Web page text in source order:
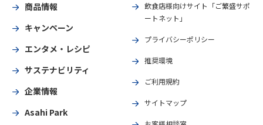
商品情報
キャンペーン
エンタメ・レシピ
サステナビリティ
企業情報
Asahi Park
飲食店様向けサイト「ご繁盛サポ
ートネット」
プライバシーポリシー
推奨環境
ご利用規約
サイトマップ